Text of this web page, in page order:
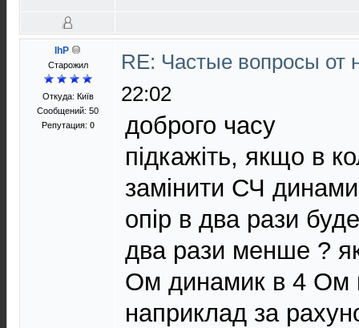
IhP
Старожил
Откуда: Київ
Сообщений: 50
Репутация: 0
RE: Частые вопросы от
22:02
доброго часу
підкажіть, якщо в
замінити СЧ
опір в два рази
два рази менше ?
Ом динамик в 4 Ом
наприклад за